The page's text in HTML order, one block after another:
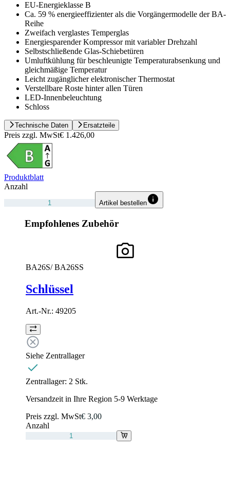
EU-Energieklasse B
Ca. 59 % energieeffizienter als die Vorgängermodelle der BA-
Reihe
Zweifach verglastes Temperglas
Energiesparender Kompressor mit variabler Drehzahl
Selbstschließende Glas-Schiebetüren
Umluftkühlung für beschleunigte Temperaturabsenkung und
gleichmäßige Temperatur
Leicht zugänglicher elektronischer Thermostat
Verstellbare Roste hinter allen Türen
LED-Innenbeleuchtung
Schloss
Technische Daten Ersatzteile
Preis zzgl. MwSt€ 1.426,00
Produktblatt
Anzahl
Artikel bestellen
Empfohlenes Zubehör
BA26S/ BA26SS
Schlüssel
Art.-Nr.: 49205
Siehe Zentrallager
Zentrallager: 2 Stk.
Versandzeit in Ihre Region 5-9 Werktage
Preis zzgl. MwSt€ 3,00
Anzahl